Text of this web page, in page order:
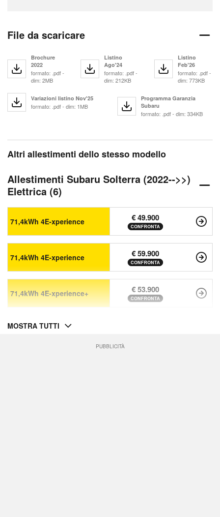
File da scaricare
Brochure
2022
formato: .pdf -
dim: 2MB
Listino
Ago'24
formato: .pdf -
dim: 212KB
Listino
Feb'26
formato: .pdf -
dim: 773KB
Variazioni listino Nov'25
formato: .pdf - dim: 1MB
Programma Garanzia
Subaru
formato: .pdf - dim: 334KB
Altri allestimenti dello stesso modello
Allestimenti Subaru Solterra (2022-->>)
Elettrica (6)
71,4kWh 4E-xperience € 49.900
CONFRONTA
71,4kWh 4E-xperience € 59.900
CONFRONTA
71,4kWh 4E-xperience+ € 53.900
CONFRONTA
MOSTRA TUTTI
PUBBLICITÀ